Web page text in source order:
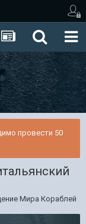
провести 50
Мира Кораблей